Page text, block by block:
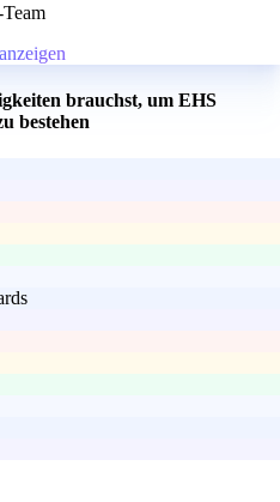
brauchst, um EHS
bestehen